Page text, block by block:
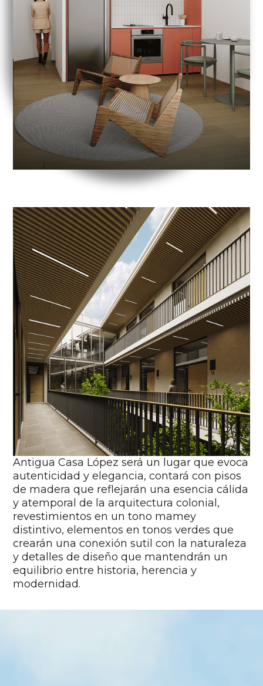
Antigua Casa López será un lugar que evoca
autenticidad y elegancia, contará con pisos
de madera que reflejarán una esencia cálida
y atemporal de la arquitectura colonial,
revestimientos en un tono mamey
distintivo, elementos en tonos verdes que
crearán una conexión sutil con la naturaleza
y detalles de diseño que mantendrán un
equilibrio entre historia, herencia y
modernidad.